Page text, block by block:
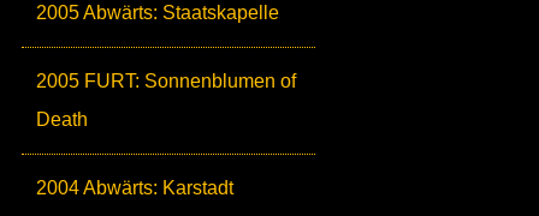
2005 Abwärts: Staatskapelle
2005 FURT: Sonnenblumen of
Death
2004 Abwärts: Karstadt